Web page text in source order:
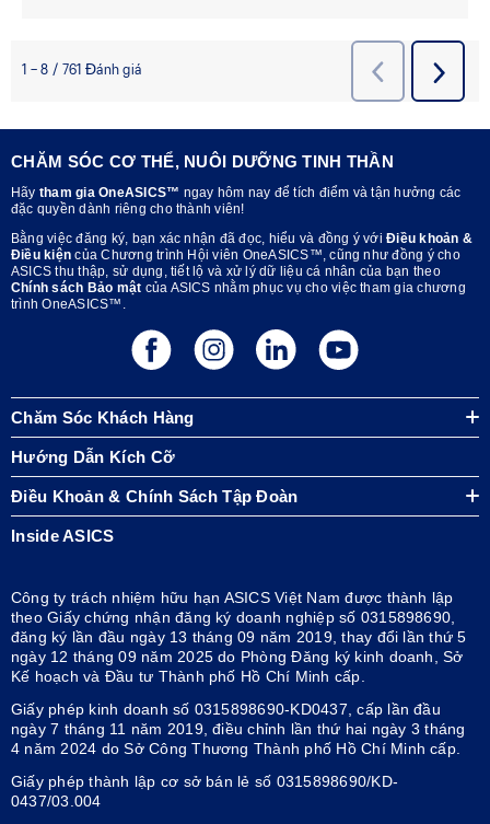
CHĂM SÓC CƠ THỂ, NUÔI DƯỠNG TINH THẦN
Hãy tham gia OneASICS™ ngay hôm nay để tích điểm và tận hưởng các
đặc quyền dành riêng cho thành viên!
Bằng việc đăng ký, bạn xác nhận đã đọc, hiểu và đồng ý với Điều khoản &
Điều kiện của Chương trình Hội viên OneASICS™, cũng như đồng ý cho
ASICS thu thập, sử dụng, tiết lộ và xử lý dữ liệu cá nhân của bạn theo
Chính sách Bảo mật của ASICS nhằm phục vụ cho việc tham gia chương
trình OneASICS™.
Chăm Sóc Khách Hàng
Hướng Dẫn Kích Cỡ
Điều Khoản & Chính Sách Tập Đoàn
Inside ASICS
Công ty trách nhiệm hữu hạn ASICS Việt Nam được thành lập
theo Giấy chứng nhận đăng ký doanh nghiệp số 0315898690,
đăng ký lần đầu ngày 13 tháng 09 năm 2019, thay đổi lần thứ 5
ngày 12 tháng 09 năm 2025 do Phòng Đăng ký kinh doanh, Sở
Kế hoạch và Đầu tư Thành phố Hồ Chí Minh cấp.
Giấy phép kinh doanh số 0315898690-KD0437, cấp lần đầu
ngày 7 tháng 11 năm 2019, điều chỉnh lần thứ hai ngày 3 tháng
4 năm 2024 do Sở Công Thương Thành phố Hồ Chí Minh cấp.
Giấy phép thành lập cơ sở bán lẻ số 0315898690/KD-
0437/03.004